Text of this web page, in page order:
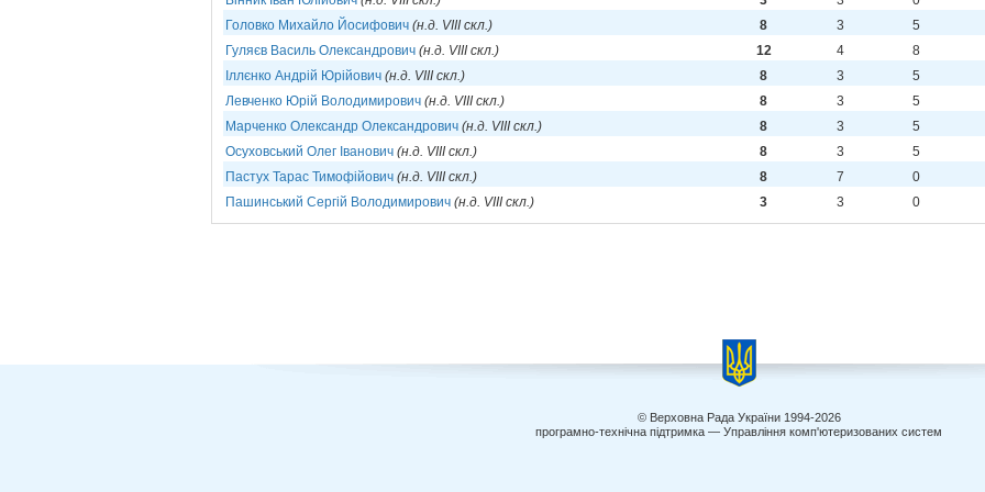
Головко Михайло Йосифович (н.д. VIII скл.) 8 3 5
Гуляєв Василь Олександрович (н.д. VIII скл.) 12 4 8
Іллєнко Андрій Юрійович (н.д. VIII скл.) 8 3 5
Левченко Юрій Володимирович (н.д. VIII скл.) 8 3 5
Марченко Олександр Олександрович (н.д. VIII скл.) 8 3 5
Осуховський Олег Іванович (н.д. VIII скл.) 8 3 5
Пастух Тарас Тимофійович (н.д. VIII скл.) 8 7 0
Пашинський Сергій Володимирович (н.д. VIII скл.) 3 3 0
© Верховна Рада України 1994-2026
програмно-технічна підтримка — Управління комп'ютеризованих систем